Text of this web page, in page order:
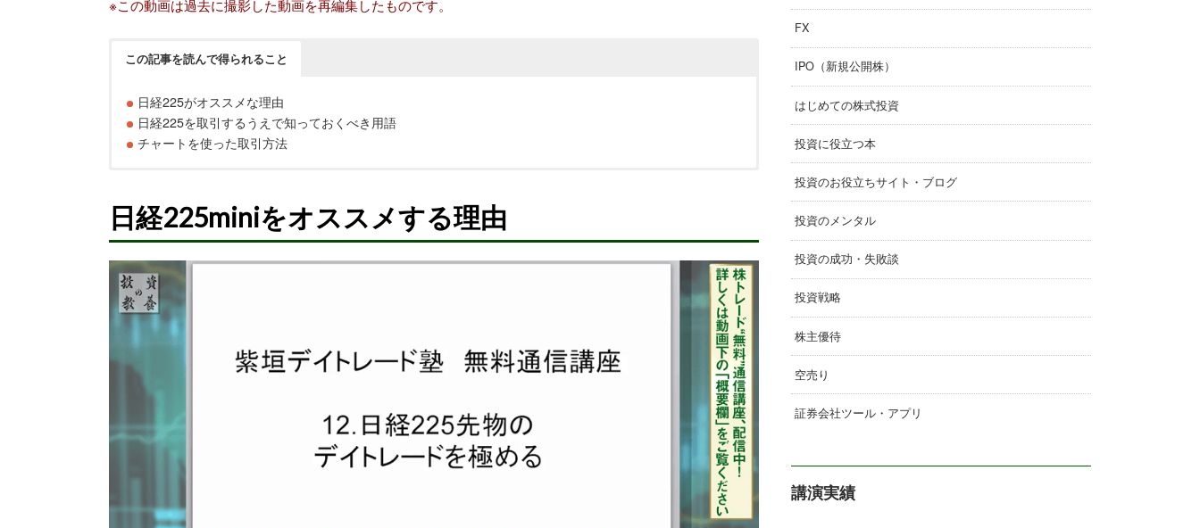
※この動画は過去に撮影した動画を再編集したものです。
この記事を読んで得られること
日経225がオススメな理由
日経225を取引するうえで知っておくべき用語
チャートを使った取引方法
日経225miniをオススメする理由
FX
IPO（新規公開株）
はじめての株式投資
投資に役立つ本
投資のお役立ちサイト・ブログ
投資のメンタル
投資の成功・失敗談
投資戦略
株主優待
空売り
証券会社ツール・アプリ
講演実績